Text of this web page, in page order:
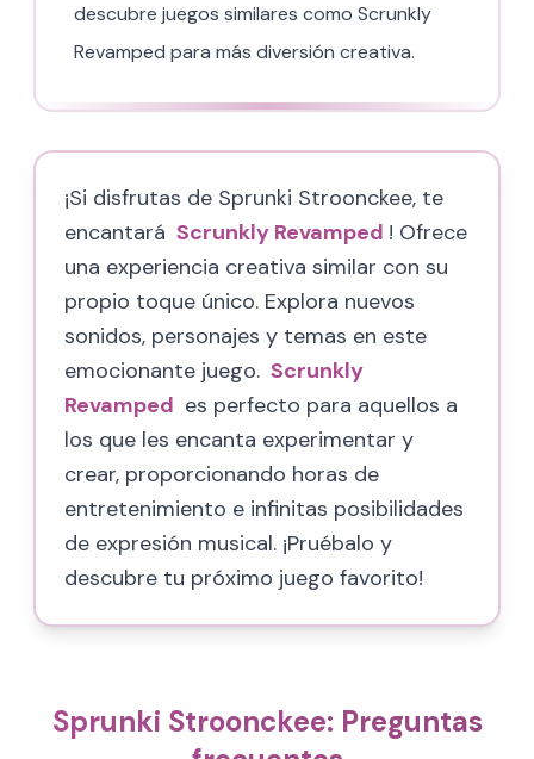
descubre juegos similares como Scrunkly
Revamped para más diversión creativa.
¡Si disfrutas de Sprunki Stroonckee, te
encantará Scrunkly Revamped ! Ofrece
una experiencia creativa similar con su
propio toque único. Explora nuevos
sonidos, personajes y temas en este
emocionante juego. Scrunkly
Revamped es perfecto para aquellos a
los que les encanta experimentar y
crear, proporcionando horas de
entretenimiento e infinitas posibilidades
de expresión musical. ¡Pruébalo y
descubre tu próximo juego favorito!
Sprunki Stroonckee: Preguntas